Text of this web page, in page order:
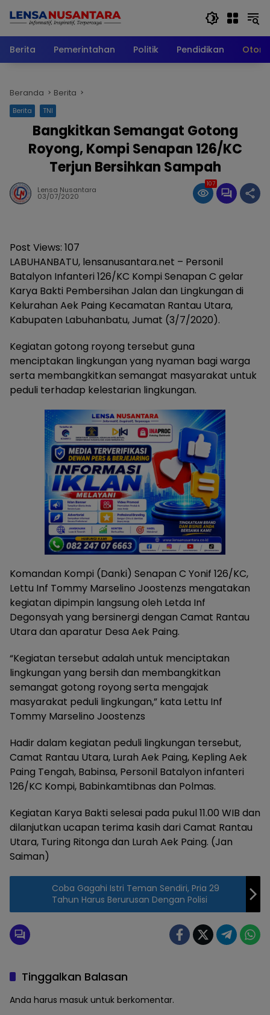
Berita
Pemerintahan Politik Pendidikan
Beranda Berita
Berita TNI
Bangkitkan Semangat Gotong
Royong, Kompi Senapan 126/KC
Terjun Bersihkan Sampah
Lensa Nusantara
03/07/2020
107
Post Views: 107
LABUHANBATU, lensanusantara.net – Personil
Batalyon Infanteri 126/KC Kompi Senapan C gelar
Karya Bakti Pembersihan Jalan dan Lingkungan di
Kelurahan Aek Paing Kecamatan Rantau Utara,
Kabupaten Labuhanbatu, Jumat (3/7/2020).
Kegiatan gotong royong tersebut guna
menciptakan lingkungan yang nyaman bagi warga
serta membangkitkan semangat masyarakat untuk
peduli terhadap kelestarian lingkungan.
Komandan Kompi (Danki) Senapan C Yonif 126/KC,
Lettu Inf Tommy Marselino Joostenzs mengatakan
kegiatan dipimpin langsung oleh Letda Inf
Degonsyah yang bersinergi dengan Camat Rantau
Utara dan aparatur Desa Aek Paing.
“Kegiatan tersebut adalah untuk menciptakan
lingkungan yang bersih dan membangkitkan
semangat gotong royong serta mengajak
masyarakat peduli lingkungan,” kata Lettu Inf
Tommy Marselino Joostenzs
Hadir dalam kegiatan peduli lingkungan tersebut,
Camat Rantau Utara, Lurah Aek Paing, Kepling Aek
Paing Tengah, Babinsa, Personil Batalyon infanteri
126/KC Kompi, Babinkamtibnas dan Polmas.
Kegiatan Karya Bakti selesai pada pukul 11.00 WIB dan
dilanjutkan ucapan terima kasih dari Camat Rantau
Utara, Turing Ritonga dan Lurah Aek Paing. (Jan
Saiman)
Coba Gagahi Istri Teman Sendiri, Pria 29
Tahun Harus Berurusan Dengan Polisi
Tinggalkan Balasan
Anda harus masuk untuk berkomentar.